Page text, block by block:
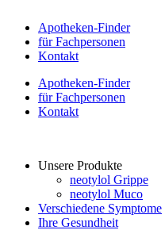
Apotheken-Finder
für Fachpersonen
Kontakt
Apotheken-Finder
für Fachpersonen
Kontakt
Unsere Produkte
neotylol Grippe
neotylol Muco
Verschiedene Symptome
Ihre Gesundheit